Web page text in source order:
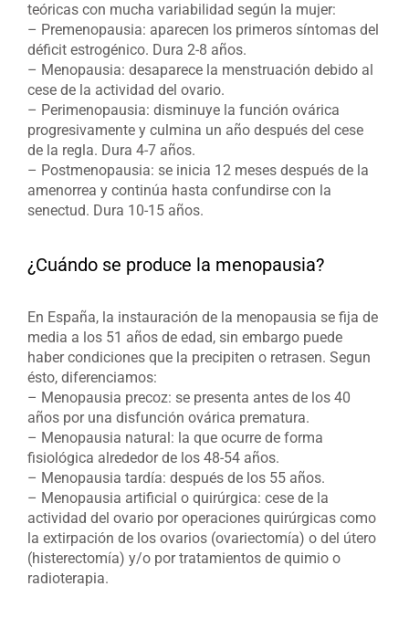
teóricas con mucha variabilidad según la mujer:
– Premenopausia: aparecen los primeros síntomas del
déficit estrogénico. Dura 2-8 años.
– Menopausia: desaparece la menstruación debido al
cese de la actividad del ovario.
– Perimenopausia: disminuye la función ovárica
progresivamente y culmina un año después del cese
de la regla. Dura 4-7 años.
– Postmenopausia: se inicia 12 meses después de la
amenorrea y continúa hasta confundirse con la
senectud. Dura 10-15 años.
¿Cuándo se produce la menopausia?
En España, la instauración de la menopausia se fija de
media a los 51 años de edad, sin embargo puede
haber condiciones que la precipiten o retrasen. Segun
ésto, diferenciamos:
– Menopausia precoz: se presenta antes de los 40
años por una disfunción ovárica prematura.
– Menopausia natural: la que ocurre de forma
fisiológica alrededor de los 48-54 años.
– Menopausia tardía: después de los 55 años.
– Menopausia artificial o quirúrgica: cese de la
actividad del ovario por operaciones quirúrgicas como
la extirpación de los ovarios (ovariectomía) o del útero
(histerectomía) y/o por tratamientos de quimio o
radioterapia.